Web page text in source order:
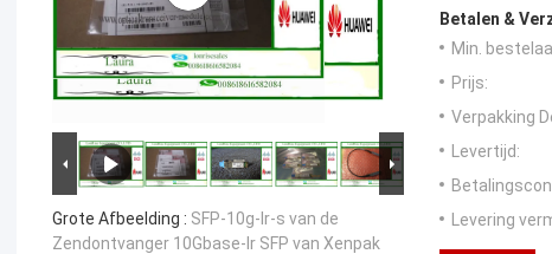
Grote Afbeelding : SFP-10g-lr-s van de
Zendontvanger 10Gbase-lr SFP van Xenpak
Betalen &
Min.
Prijs:
Verpakking
Levertijd:
Levering